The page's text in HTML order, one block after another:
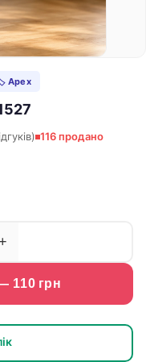
Apex
116 продано
110грн